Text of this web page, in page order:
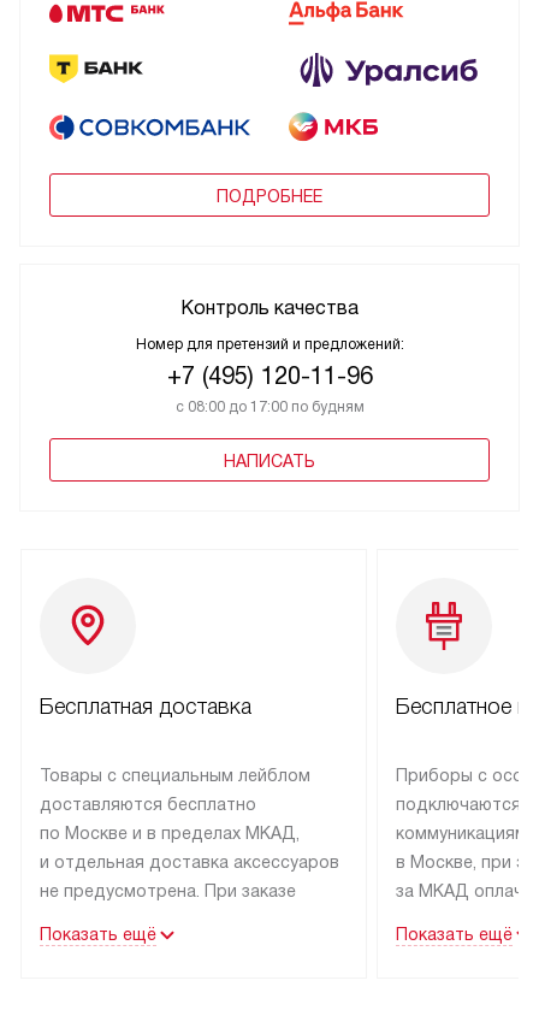
ПОДРОБНЕЕ
Контроль качества
Номер для претензий и предложений:
+7 (495) 120-11-96
с 08:00 до 17:00 по будням
НАПИСАТЬ
Бесплатная доставка
Товары с специальным лейблом
доставляются бесплатно
по Москве и в пределах МКАД,
и отдельная доставка аксессуаров
не предусмотрена. При заказе
рекомендуем обсудить
Показать ещё
Бесплатное
Приборы с
подключаются к
коммуникациям
в Москве, при
за МКАД
партнера
Показать ещё